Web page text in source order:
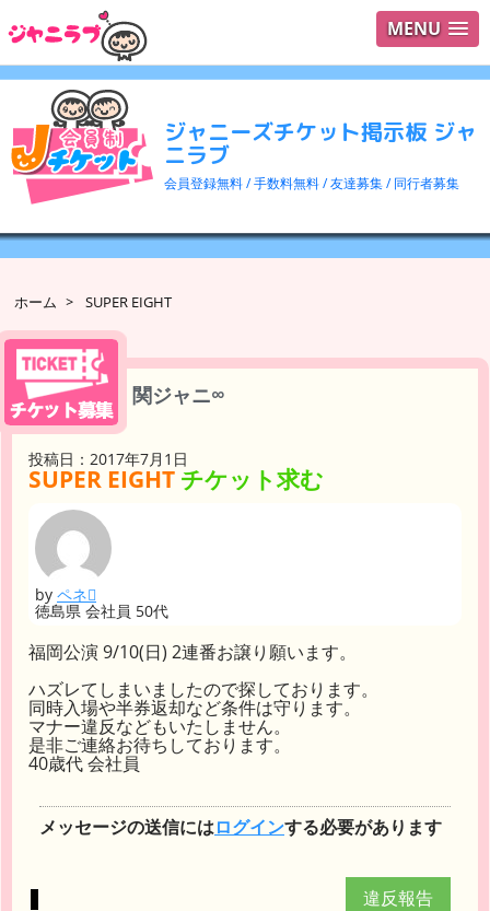
MENU
ジャニーズチケット掲示板 ジャ
ニラブ
会員登録無料 / 手数料無料 / 友達募集 / 同行者募集
ログイ
検索
ホーム > SUPER EIGHT
関ジャニ∞
投稿日：2017年7月1日
SUPER EIGHT チケット求む
by ペネ
徳島県 会社員 50代
福岡公演 9/10(日) 2連番お譲り願います。
ハズレてしまいましたので探しております。
同時入場や半券返却など条件は守ります。
マナー違反などもいたしません。
是非ご連絡お待ちしております。
40歳代 会社員
メッセージの送信にはログインする必要があります
違反報告